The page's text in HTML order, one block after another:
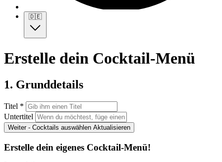
🇩🇪
Erstelle dein Cocktail-Menü
1. Grunddetails
Titel *
Untertitel
Weiter - Cocktails auswählen Aktualisieren
Erstelle dein eigenes Cocktail-Menü!